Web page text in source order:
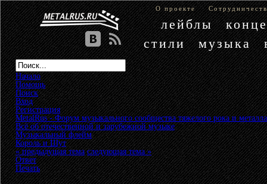
О проекте
лейблы
стили
музыка
Начало
Помощь
Поиск
Вход
Регистрация
MetalRus - Форум музыкального сообщества тяжелого рока и металла
Всё об отечественной и зарубежной музыке»
Музыкальный флейм»
Король и Шут
« предыдущая тема следующая тема »
Ответ
Печать